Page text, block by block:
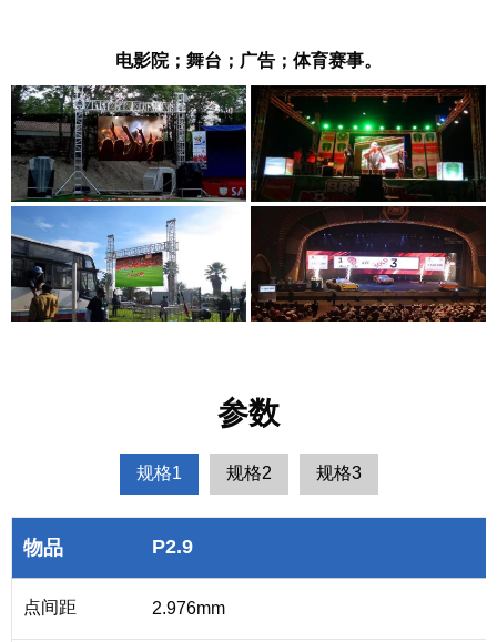
电影院；舞台；广告；体育赛事。
参数
规格1 规格2 规格3
物品 P2.9
点间距 2.976mm